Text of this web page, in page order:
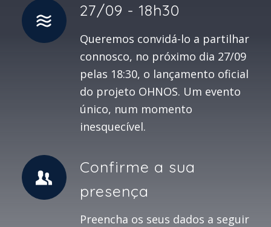
27/09 - 18h30
Queremos convidá-lo a partilhar
connosco, no próximo dia 27/09
pelas 18:30, o lançamento oficial
do projeto OHNOS. Um evento
único, num momento
inesquecível.
Confirme a sua
presença
Preencha os seus dados a seguir